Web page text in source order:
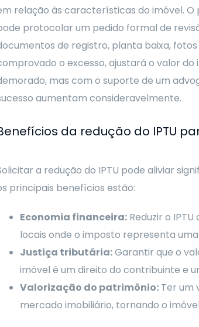
relação às características do imóvel.
protocolar um pedido formal de
de registro, planta baixa,
o excesso, ajustará o valor
mas com o suporte de um
aumentam consideravelmente.
da redução do IPTU
a redução do IPTU pode aliviar
principais benefícios estão:
Economia financeira:Reduzir o
locais onde o imposto representa
Justiça tributária:Garantir que o
imóvel é um direito do contribuinte e
Valorização do patrimônio:Ter um
mercado imobiliário, tornando o